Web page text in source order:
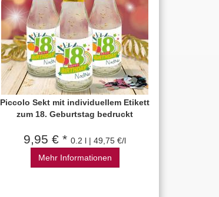
Piccolo Sekt mit individuellem Etikett
zum 18. Geburtstag bedruckt
9,95 € *0.2 l | 49,75 €/l
Mehr Informationen